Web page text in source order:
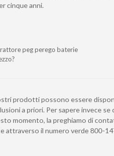
cinque anni.
peg perego baterie
prodotti possono essere
a priori. Per sapere invece se
momento, la preghiamo di
attraverso il numero verde 800-